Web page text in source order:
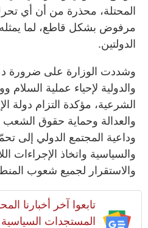
المحتلة، محذرة من أن أي
مرفوض بشكل قاطع، لما
الدولتين.
وشددت الوزارة على ضرورة
والدولية لإحياء عملية
الشرعية، مؤكدة التزام دولة
والعدالة وحماية حقوق
وداعية المجتمع الدولي إلى
والسياسية واتخاذ الإجراءات
والاستقرار لجميع شعوب
تابعوا آخر أخبارنا